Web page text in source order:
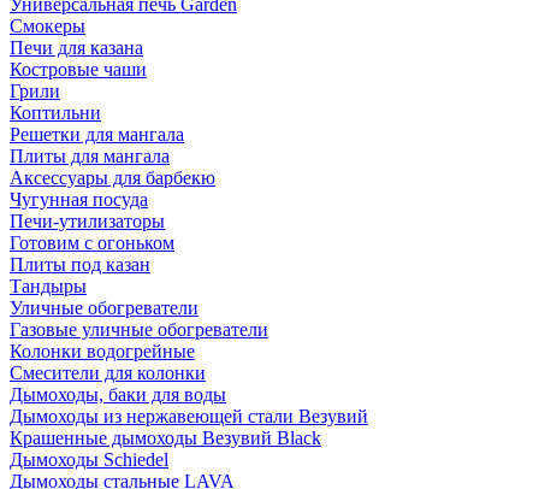
Универсальная печь Garden
Смокеры
Печи для казана
Костровые чаши
Грили
Коптильни
Решетки для мангала
Плиты для мангала
Аксессуары для барбекю
Чугунная посуда
Печи-утилизаторы
Готовим с огоньком
Плиты под казан
Тандыры
Уличные обогреватели
Газовые уличные обогреватели
Колонки водогрейные
Смесители для колонки
Дымоходы, баки для воды
Дымоходы из нержавеющей стали Везувий
Крашенные дымоходы Везувий Black
Дымоходы Schiedel
Дымоходы стальные LAVA